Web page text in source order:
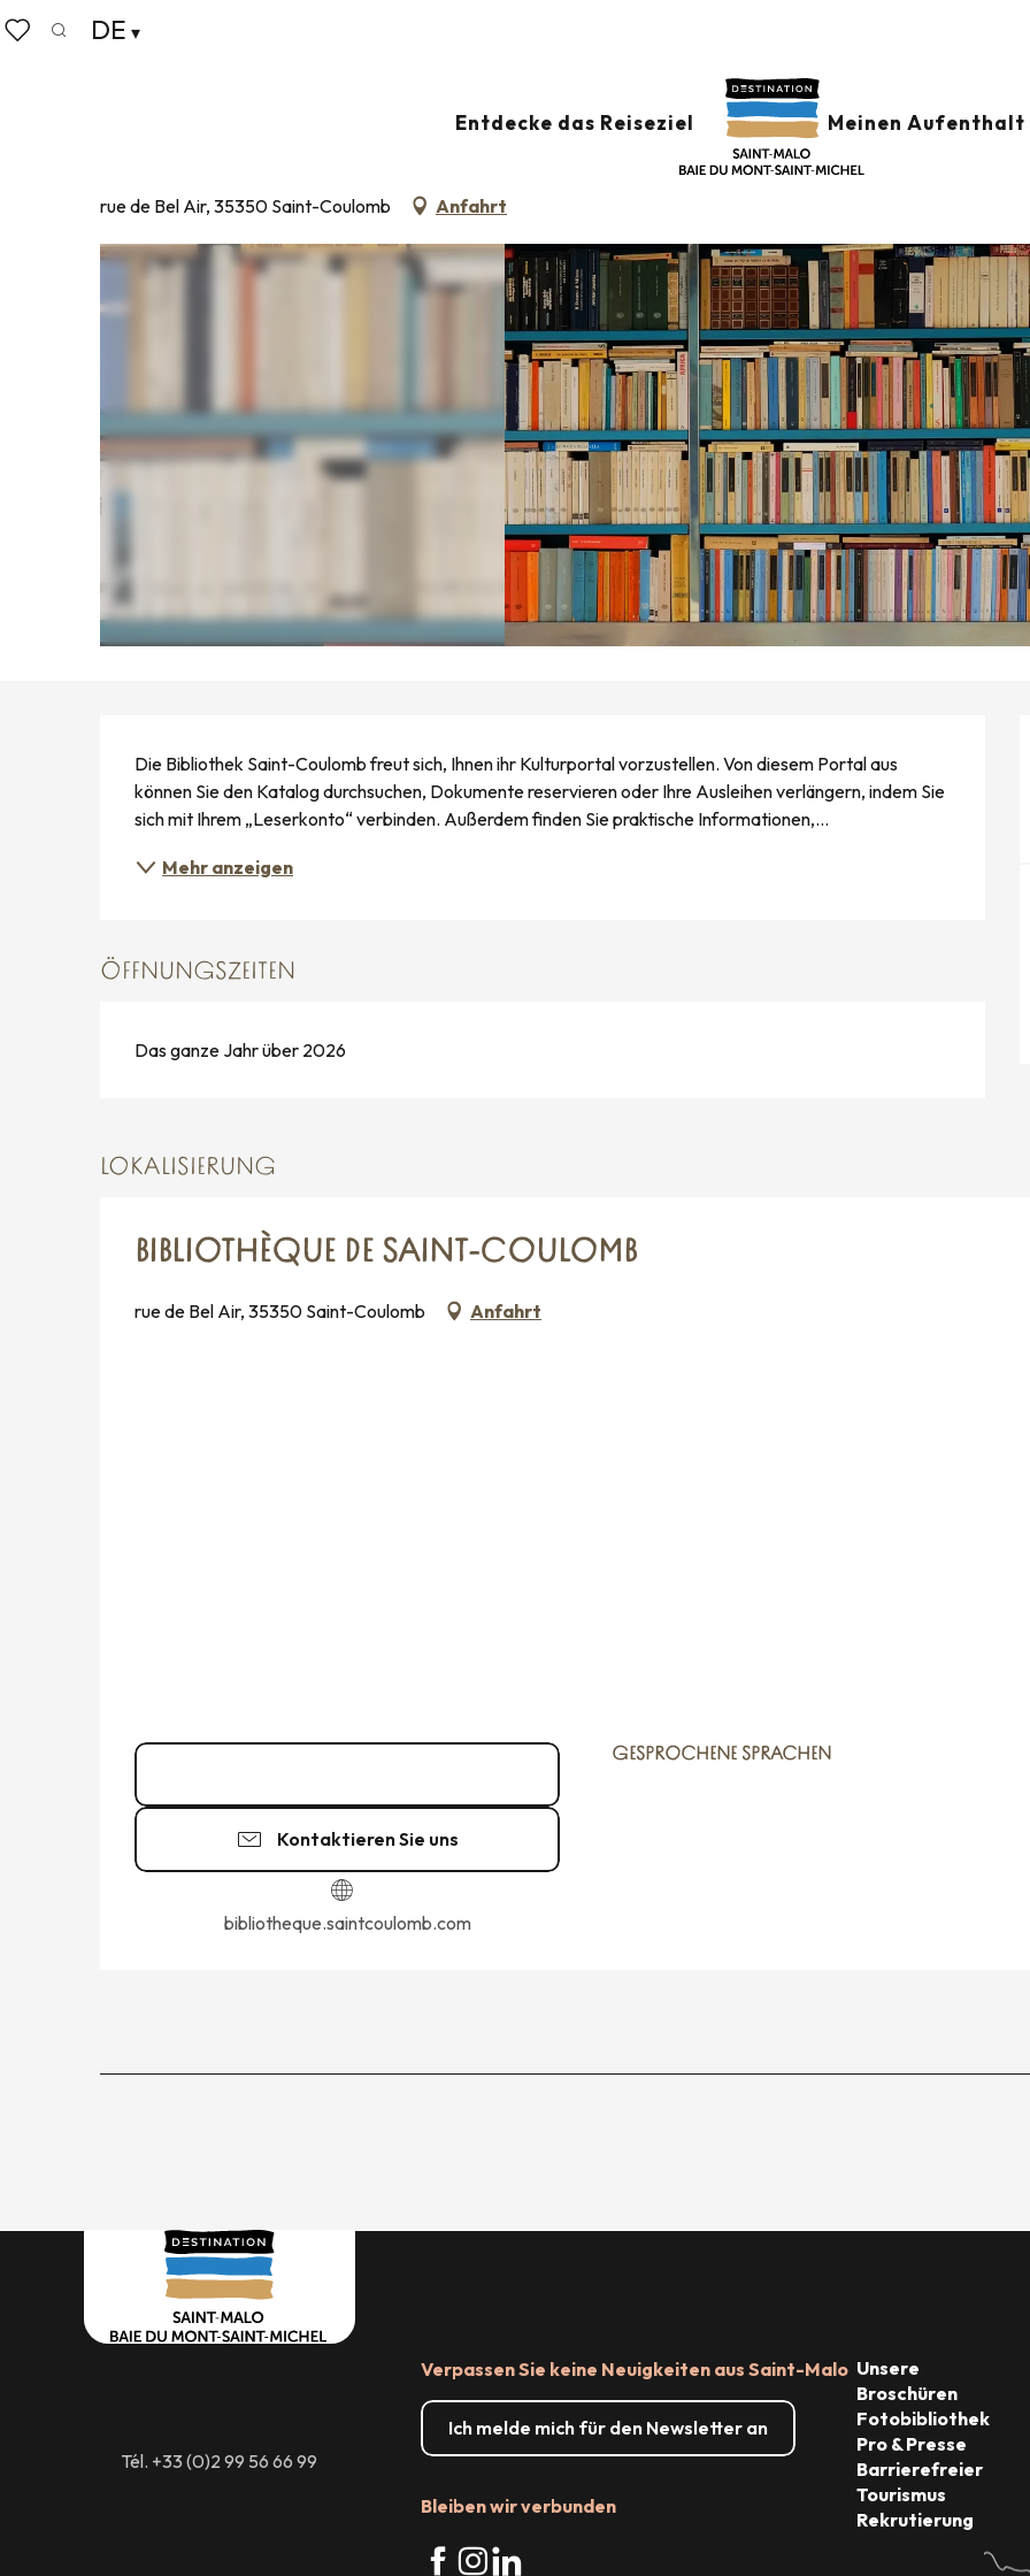
Aller
au
DE
Entdecke das Reiseziel Meinen
Startseite
BIBLIOTHÈQUE DE SAINT-COULOMB
rue de Bel Air, 35350 Saint-Coulomb Anfahrt
Die Bibliothek Saint-Coulomb freut sich, Ihnen ihr Kulturportal vorzustellen. Von diesem Portal aus
können Sie den Katalog durchsuchen, Dokumente reservieren oder Ihre Ausleihen verlängern, indem Sie
sich mit Ihrem „Leserkonto“ verbinden. Außerdem finden Sie praktische Informationen,...
Mehr anzeigen
ÖFFNUNGSZEITEN
Das ganze Jahr über 2026
LOKALISIERUNG
BIBLIOTHÈQUE DE SAINT-COULOMB
rue de Bel Air, 35350 Saint-Coulomb Anfahrt
Kontaktieren Sie uns
bibliotheque.saintcoulomb.com
GESPROCHENE SPRACHEN
GESPROCHENE SPRACHEN
Tél. +33 (0)2 99 56 66 99
Verpassen Sie keine Neuigkeiten aus Saint-Malo
Ich melde mich für den Newsletter an
Bleiben wir verbunden
Unsere
Broschüren
Fotobibliothek
Pro & Presse
Barrierefreier
Tourismus
Rekrutierung